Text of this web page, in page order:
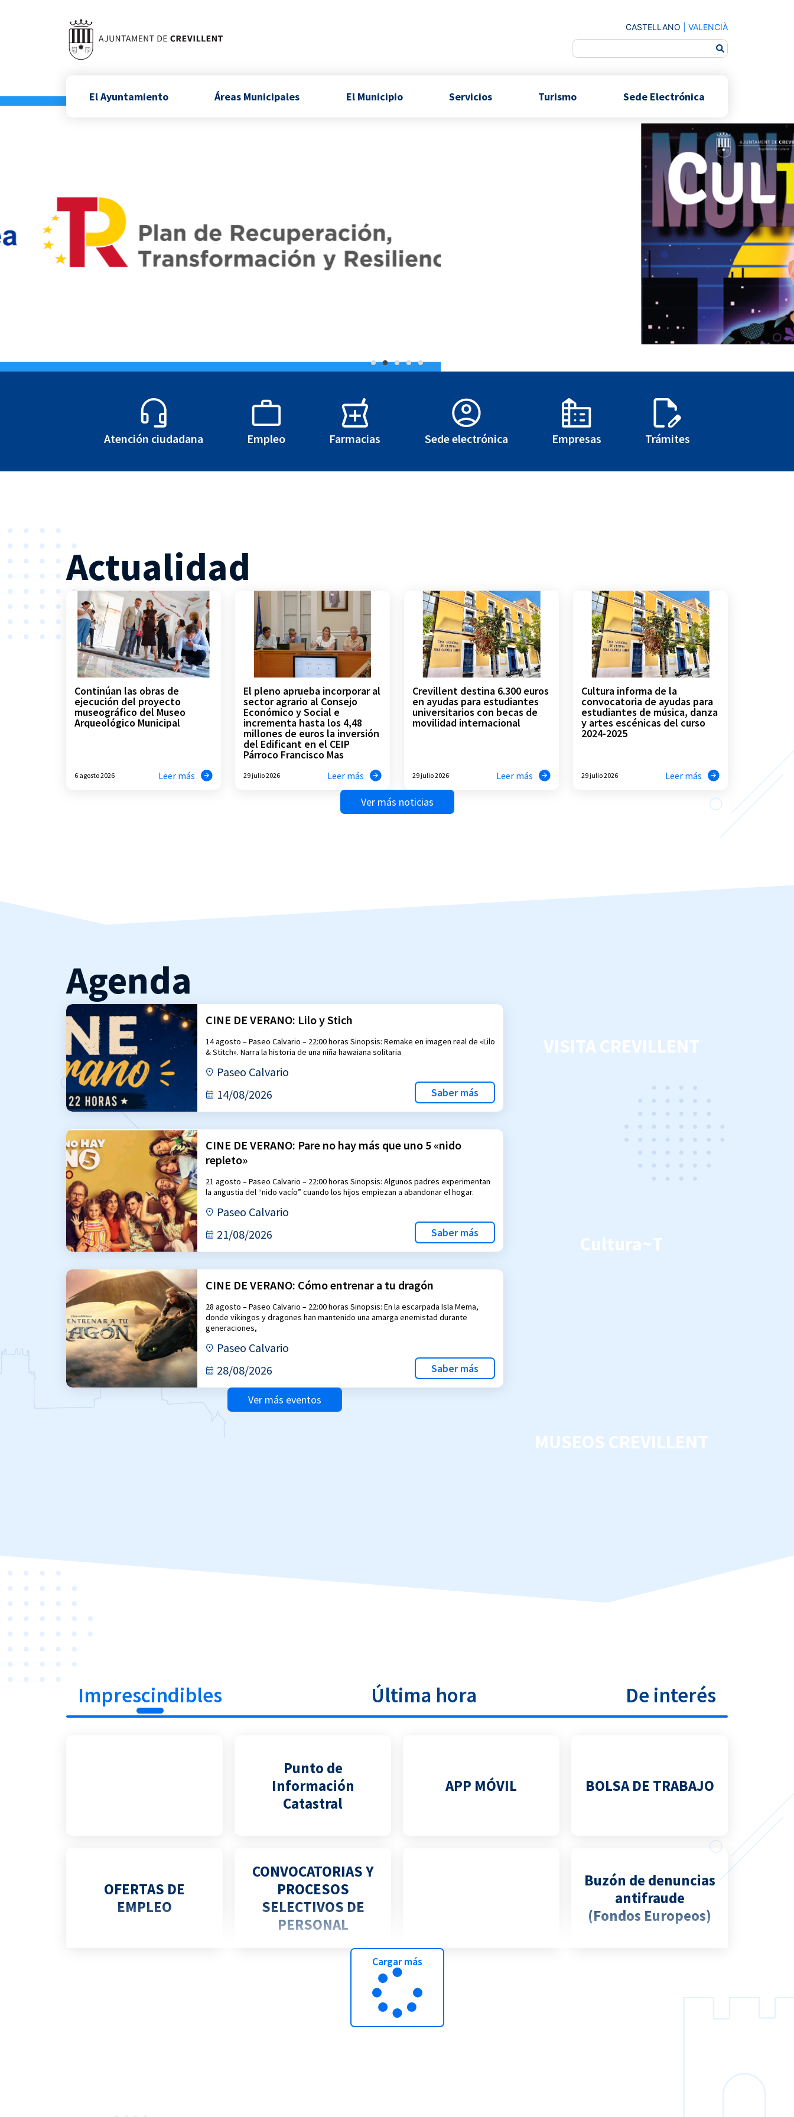
CASTELLANO VALENCIÀ
El Ayuntamiento Áreas Municipales El Municipio Servicios Turismo Sede Electrónica
Agenda Cultura-T
Atención ciudadana Empleo Farmacias Sede electrónica Empresas Trámites
Actualidad
Continúan las obras de
ejecución del proyecto
museográfico del Museo
Arqueológico Municipal
6 agosto 2026 Leer más
El pleno aprueba incorporar al
sector agrario al Consejo
Económico y Social e
incrementa hasta los 4,48
millones de euros la inversión
del Edificant en el CEIP
Párroco Francisco Mas
29 julio 2026 Leer más
Crevillent destina 6.300 euros
en ayudas para estudiantes
universitarios con becas de
movilidad internacional
29 julio 2026 Leer más
Cultura informa de la
convocatoria de ayudas para
estudiantes de música, danza
y artes escénicas del curso
2024-2025
29 julio 2026 Leer más
Ver más noticias
Agenda
CINE DE VERANO: Lilo y Stich
14 agosto – Paseo Calvario – 22:00 horas Sinopsis: Remake en imagen real de «Lilo
& Stitch». Narra la historia de una niña hawaiana solitaria
Paseo Calvario
14/08/2026
Saber más
CINE DE VERANO: Pare no hay más que uno 5 «nido
repleto»
21 agosto – Paseo Calvario – 22:00 horas Sinopsis: Algunos padres experimentan
la angustia del “nido vacío” cuando los hijos empiezan a abandonar el hogar.
Paseo Calvario
21/08/2026
Saber más
CINE DE VERANO: Cómo entrenar a tu dragón
28 agosto – Paseo Calvario – 22:00 horas Sinopsis: En la escarpada Isla Mema,
donde vikingos y dragones han mantenido una amarga enemistad durante
generaciones,
Paseo Calvario
28/08/2026
Saber más
Ver más eventos
VISITA CREVILLENT
Cultura~T
MUSEOS CREVILLENT
Imprescindibles Última hora De interés
Punto de
Información
Catastral
APP MÓVIL BOLSA DE TRABAJO
OFERTAS DE
EMPLEO
CONVOCATORIAS Y
PROCESOS
SELECTIVOS DE
PERSONAL
Buzón de denuncias
antifraude
(Fondos Europeos)
Cargar más